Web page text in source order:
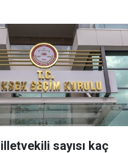
sayısı kaç